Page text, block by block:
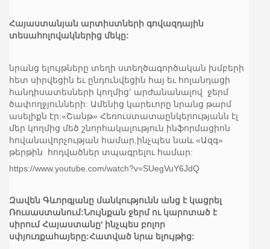
Հայաստանյան արտիստների գովազդային
տեսահոլովակներից մեկը:
նրանց ելույթները տեղի ստեղծագործական խմբերի
հետ սիրվեցին եւ ընդունվեցին հայ եւ հոլանդացի
հանդիսատեսների կողմիցՙ արժանանալով ջերմ
ծափողջյունների: Ամենից կարեւորը նրանց թարմ
ասելիքն էր:«Շանթ» Հեռուստատաընկերությանն էլ
մեր կողմից մեծ շնորհակալություն ինֆորմացիոն
հովանավորչության համար,ինչպես նաև «Ազգ»
թերթին հոդվածներ տպագրելու համար:
https://www.youtube.com/watch?v=SUegVuY6JdQ
Զավեն Գևորգյանը մանկությունն անց է կացրել
Ռուսաստանում:Նույնքան ջերմ ու կարոտած է
սիրում Հայաստանը' ինչպես բոլոր
սփյուռքահայերը:Հատված նրա ելույթից: